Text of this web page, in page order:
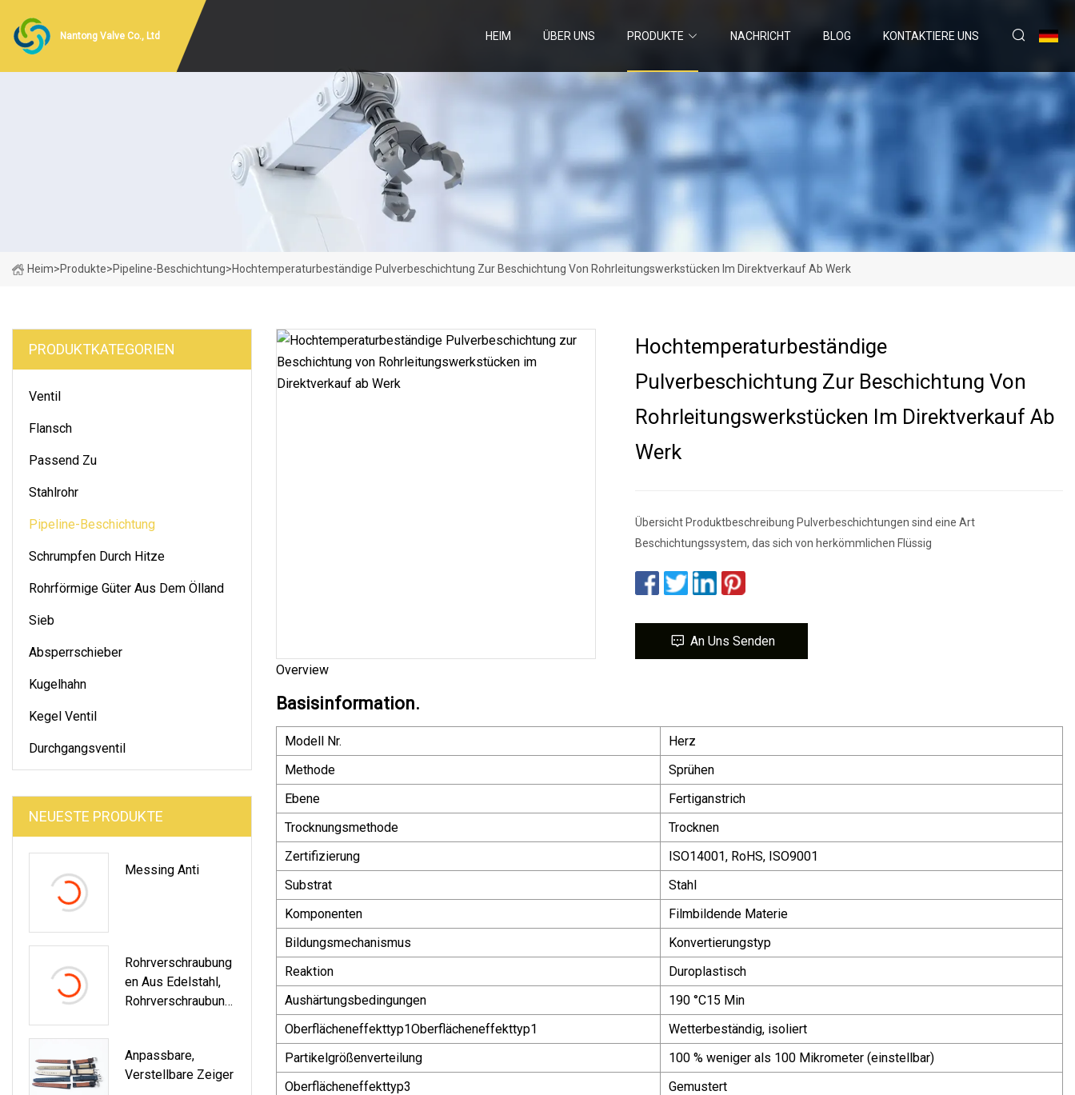
Nantong Valve Co., Ltd HEIM ÜBER UNS PRODUKTE NACHRICHT BLOG KONTAKTIERE UNS
Heim>Produkte>Pipeline-Beschichtung>Hochtemperaturbeständige Pulverbeschichtung Zur Beschichtung Von Rohrleitungswerkstücken Im Direktverkauf Ab Werk
PRODUKTKATEGORIEN
Ventil
Flansch
Passend Zu
Stahlrohr
Pipeline-Beschichtung
Schrumpfen Durch Hitze
Rohrförmige Güter Aus Dem Ölland
Sieb
Absperrschieber
Kugelhahn
Kegel Ventil
Durchgangsventil
NEUESTE PRODUKTE
Messing Anti
Rohrverschraubung
En Aus Edelstahl,
Rohrverschraubung
Geschweißte
Rohrverschraubung
Anpassbare,
Verstellbare Zeiger
Hochtemperaturbeständige
Pulverbeschichtung Zur Beschichtung Von
Rohrleitungswerkstücken Im Direktverkauf Ab
Werk
Übersicht Produktbeschreibung Pulverbeschichtungen sind eine Art
Beschichtungssystem, das sich von herkömmlichen Flüssig
An Uns Senden
Overview
Basisinformation.
Modell Nr.
Herz
Methode
Sprühen
Ebene
Fertiganstrich
Trocknungsmethode
Trocknen
Zertifizierung
ISO14001, RoHS, ISO9001
Substrat
Stahl
Komponenten
Filmbildende Materie
Bildungsmechanismus
Konvertierungstyp
Reaktion
Duroplastisch
Aushärtungsbedingungen
190 °C15 Min
Oberflächeneffekttyp1Oberflächeneffekttyp1
Wetterbeständig, isoliert
Partikelgrößenverteilung
100 % weniger als 100 Mikrometer (einstellbar)
Oberflächeneffekttyp3
Gemustert